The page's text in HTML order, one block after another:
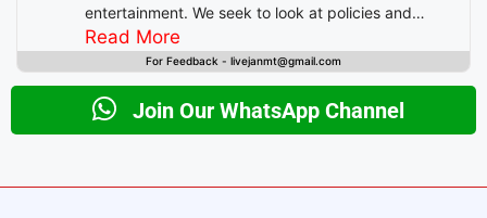
entertainment. We seek to look at policies and
decision-making from the perspective of people.
Read More
For Feedback - livejanmt@gmail.com
Join Our WhatsApp Channel